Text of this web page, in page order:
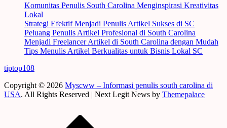
Komunitas Penulis South Carolina Menginspirasi Kreativitas
Lokal
Strategi Efektif Menjadi Penulis Artikel Sukses di SC
Peluang Penulis Artikel Profesional di South Carolina
Menjadi Freelancer Artikel di South Carolina dengan Mudah
Tips Menulis Artikel Berkualitas untuk Bisnis Lokal SC
tiptop108
Copyright © 2026 Myscww – Informasi penulis south carolina di
USA. All Rights Reserved | Next Legit News by Themepalace